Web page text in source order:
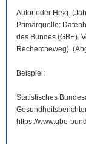
Autor oder Hrsg.
Primärquelle:
des Bundes (GBE).
Rechercheweg).
Beispiel:
Statistisches
https://www.gbe-